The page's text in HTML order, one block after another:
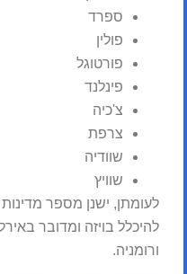
ספרד
פולין
פורטוגל
פינלנד
צ'כיה
צרפת
שוודיה
שוויץ
לעומתן, ישנן מספר
להיכלל בויזה ומדובר
ורומניה.